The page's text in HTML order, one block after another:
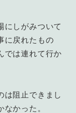
にしがみついて
に戻れたもの
では連れて行か
は阻止できまし
かった。